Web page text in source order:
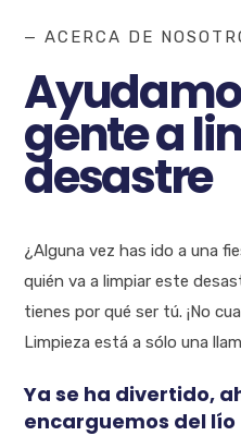
— ACERCA DE
gente a
desastre
¿Alguna vez has ido a una
quién va a limpiar este
tienes por qué ser tú. ¡No
Limpieza está a sólo una
Ya se ha divertido,
encarguemos del lío